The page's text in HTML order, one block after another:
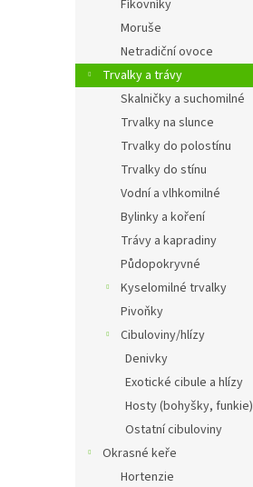
Fíkovníky
Moruše
Netradiční ovoce
Trvalky a trávy
Skalničky a suchomilné
Trvalky na slunce
Trvalky do polostínu
Trvalky do stínu
Vodní a vlhkomilné
Bylinky a koření
Trávy a kapradiny
Půdopokryvné
Kyselomilné trvalky
Pivoňky
Cibuloviny/hlízy
Denivky
Exotické cibule a hlízy
Hosty (bohyšky, funkie)
Ostatní cibuloviny
Okrasné keře
Hortenzie